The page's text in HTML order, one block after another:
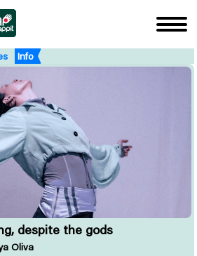
Info
despite the gods
Oliva